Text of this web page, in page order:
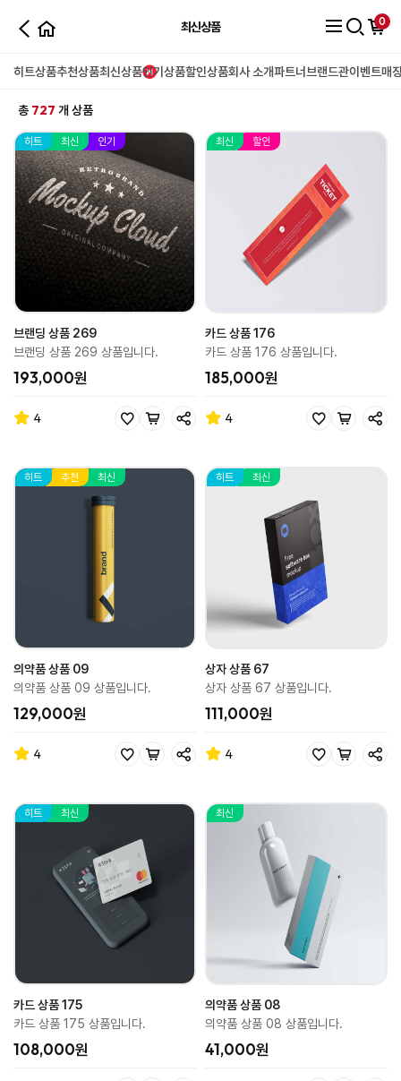
최신상품
히트상품추천상품최신상품인기상품할인상품회사 소개파트너 브랜드관이벤트매
0
총 727 개 상품
히트 최신 인기
브랜딩 상품 269
브랜딩 상품 269 상품입니다.
193,000원
4
최신 할인
카드 상품 176
카드 상품 176 상품입니다.
185,000원
4
히트 추천 최신
의약품 상품 09
의약품 상품 09 상품입니다.
129,000원
4
히트 최신
상자 상품 67
상자 상품 67 상품입니다.
111,000원
4
히트 최신
카드 상품 175
카드 상품 175 상품입니다.
108,000원
최신
의약품 상품 08
의약품 상품 08 상품입니다.
41,000원